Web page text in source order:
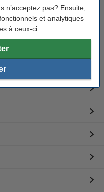
n’acceptez pas? Ensuite,
et analytiques
à ceux-ci.
au +32 (0)9 39 64 123